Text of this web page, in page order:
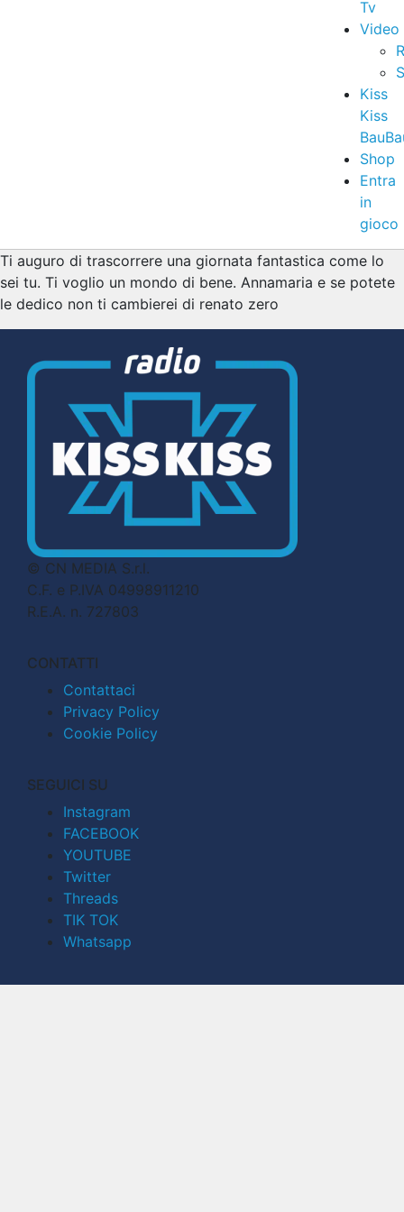
Tv
Video
Kiss
Kiss
Shop
Entra
in
gioco
Ti auguro di trascorrere una giornata fantastica come lo
sei tu. Ti voglio un mondo di bene. Annamaria e se potete
le dedico non ti cambierei di renato zero
© CN MEDIA S.r.l.
C.F. e P.IVA 04998911210
R.E.A. n. 727803
CONTATTI
Contattaci
Privacy Policy
Cookie Policy
SEGUICI SU
Instagram
FACEBOOK
YOUTUBE
Twitter
Threads
TIK TOK
Whatsapp